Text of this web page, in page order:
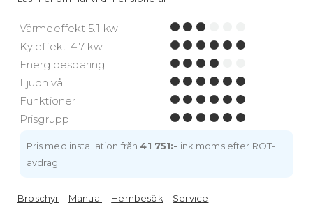
Värmeeffekt 5.1 kw
Kyleffekt 4.7 kw
Energibesparing
Ljudnivå
Funktioner
Prisgrupp
Pris med installation från 41 751:- ink moms efter ROT-
avdrag.
Broschyr Manual Hembesök Service